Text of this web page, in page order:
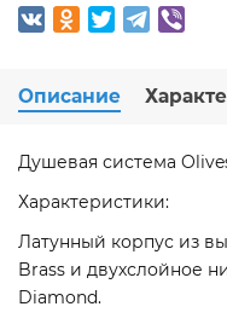
Описание
Душевая система
Характеристики:
Латунный корпус из
Brass и двухслойное
Diamond.